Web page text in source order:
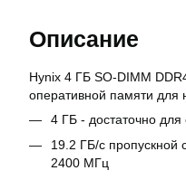
Описание
Hynix 4 ГБ SO-DIMM
оперативной памяти для
4 ГБ - достаточно
19.2 ГБ/с пропускной
2400 МГц